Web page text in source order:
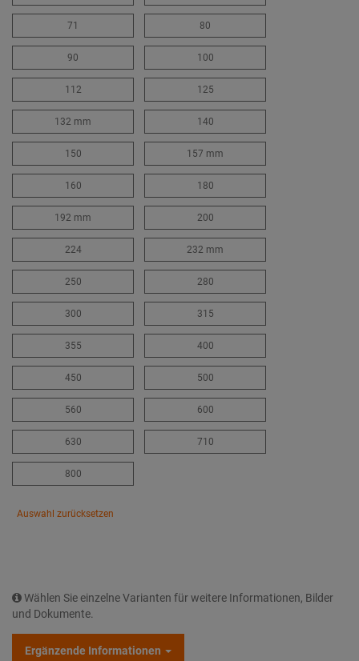
71 80
90 100
112 125
132 mm 140
150 157 mm
160 180
192 mm 200
224 232 mm
250 280
300 315
355 400
450 500
560 600
630 710
800
Auswahl zurücksetzen
Wählen Sie einzelne Varianten für weitere Informationen, Bilder
und Dokumente.
Ergänzende Informationen